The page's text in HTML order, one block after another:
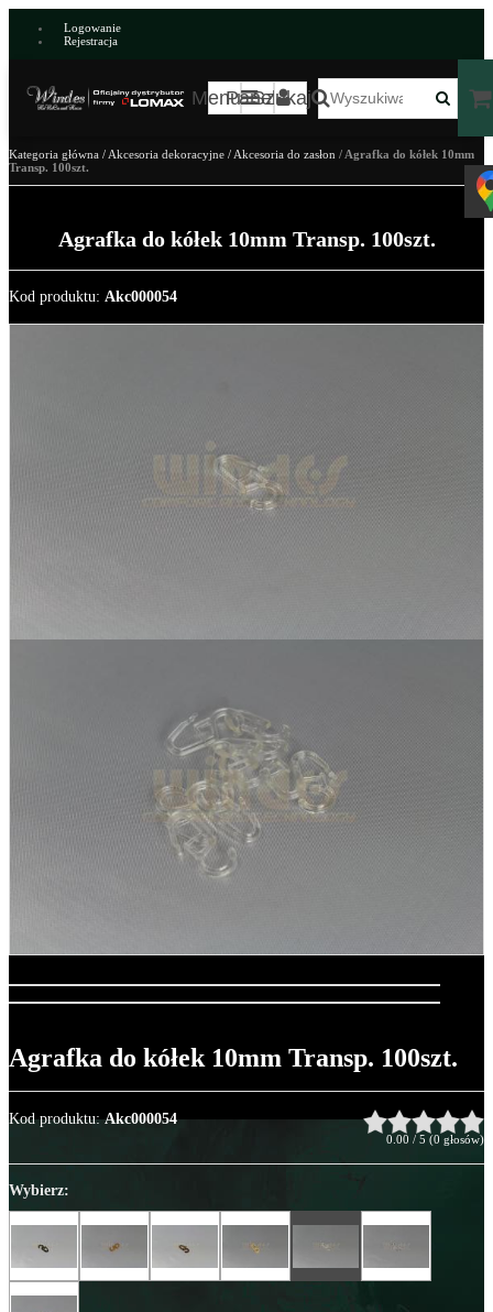
Logowanie
Rejestracja
MenuPanelSzukaj
Kategoria główna / Akcesoria dekoracyjne / Akcesoria do zasłon / Agrafka do kółek 10mm
Transp. 100szt.
Agrafka do kółek 10mm Transp. 100szt.
Kod produktu: Akc000054
Agrafka do kółek 10mm Transp. 100szt.
Kod produktu: Akc000054
0.00 / 5 (0 głosów)
Wybierz: